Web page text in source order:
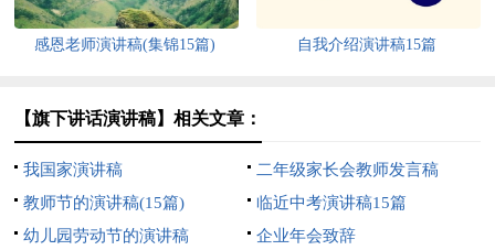
感恩老师演讲稿(集锦15篇) 自我介绍演讲稿15篇
【旗下讲话演讲稿】相关文章：
我国家演讲稿
二年级家长会教师发言稿
教师节的演讲稿(15篇)
临近中考演讲稿15篇
幼儿园劳动节的演讲稿
企业年会致辞